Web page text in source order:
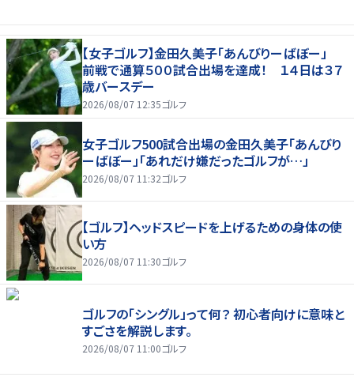
【女子ゴルフ】金田久美子「あんびりーばぼー」
前戦で通算５００試合出場を達成！ １４日は３７
歳バースデー
2026/08/07 12:35ゴルフ
女子ゴルフ500試合出場の金田久美子「あんびり
ーばぼー」「あれだけ嫌だったゴルフが…」
2026/08/07 11:32ゴルフ
【ゴルフ】ヘッドスピードを上げるための身体の使
い方
2026/08/07 11:30ゴルフ
ゴルフの「シングル」って何？ 初心者向けに意味と
すごさを解説します。
2026/08/07 11:00ゴルフ